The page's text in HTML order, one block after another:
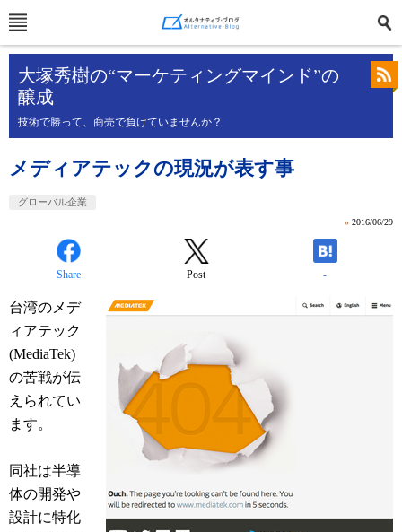
大塚秀樹の“マーケティングマインド”の
醸成
技術で勝って、商売で負けていませんか？
メディアテックの現況が表す事
グローバル企業
» 2016/06/29
Share Post -
台湾のメデ
ィアテック
(MediaTek)
の苦戦が伝
えられてい
ます。
同社は半導
体の開発や
設計に特化